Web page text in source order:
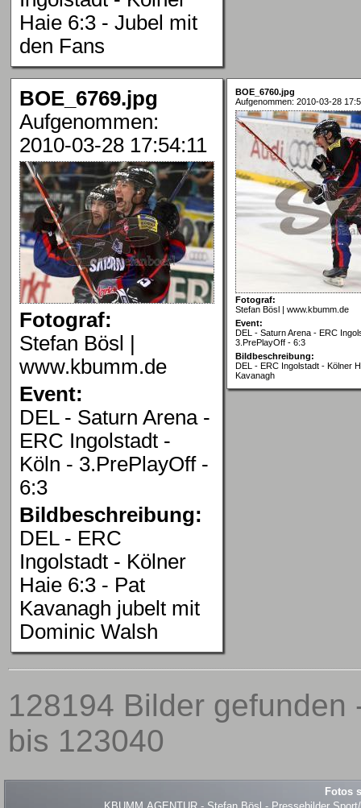
Haie 6:3 - Jubel mit
den Fans
BOE_6769.jpg
Aufgenommen:
2010-03-28 17:54:11
Fotograf:
Stefan Bösl |
www.kbumm.de
Event:
DEL - Saturn Arena -
ERC Ingolstadt -
Köln - 3.PrePlayOff -
6:3
Bildbeschreibung:
DEL - ERC
Ingolstadt - Kölner
Haie 6:3 - Pat
Kavanagh jubelt mit
Dominic Walsh
BOE_6760.jpg
Aufgenommen: 2010-03-28
Fotograf:
Stefan Bösl | www.kbumm.de
Event:
DEL - Saturn Arena - ERC
3.PrePlayOff - 6:3
Bildbeschreibung:
DEL - ERC Ingolstadt - Kölner
Kavanagh
128194 Bilder gefunden
bis 123040
Fotos